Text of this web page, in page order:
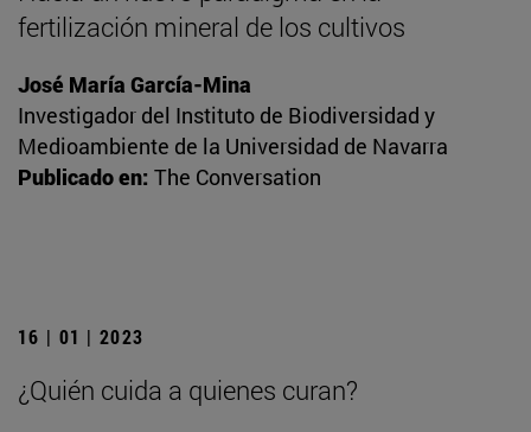
fertilización mineral de los cultivos
José María García-Mina
Investigador del Instituto de Biodiversidad y
Medioambiente de la Universidad de Navarra
Publicado en: The Conversation
16 | 01 | 2023
¿Quién cuida a quienes curan?